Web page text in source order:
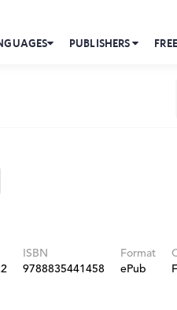
PUBLISHERS
ISBN
9788835441458
Format
ePub